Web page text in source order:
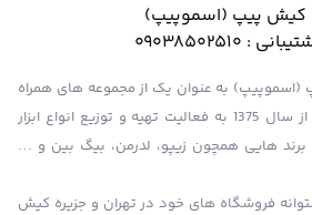
کیش پیپ (اسموپیپ)
:
09038502510
(اسموپیپ) به عنوان یک از مجموعه های همراه
اسموکیش (smokish.ir) که از سال 1375 به فعالیت تهیه و توزیع انواع ابزار
برند هایی همچون زیپو، لدرمن، بیگ بین و …
فروشگاه های خود در تهران و جزیره کیش